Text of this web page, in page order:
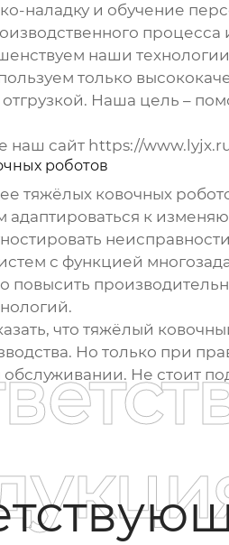
наладку и обучение
наши
только
Наша цель –
наш сайт https://
роботов
тяжёлых ковочных
адаптироваться к
с функцией
повысить
что тяжёлый
Но только при
Не стоит